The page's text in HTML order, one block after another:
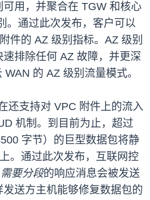
用，并聚合在 TGW 和核心
。通过此次发布，客户可以
件的 AZ 级别指标。AZ 级别
排除任何 AZ 故障，并更深
的 AZ 级别流量模式。
还支持对 VPC 附件上的流入
机制。到目前为止，超过
字节）的巨型数据包将静
。通过此次发布，互联网控
需要分段的响应消息会被发送
发送方主机能够修复数据包的